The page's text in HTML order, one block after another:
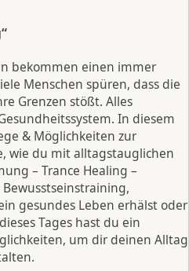
bekommen einen immer
Menschen spüren, dass die
Grenzen stößt. Alles
In diesem
& Möglichkeiten zur
wie du mit alltagstauglichen
– Trance Healing –
gesundes Leben erhälst oder
Tages hast du ein
um dir deinen Alltag